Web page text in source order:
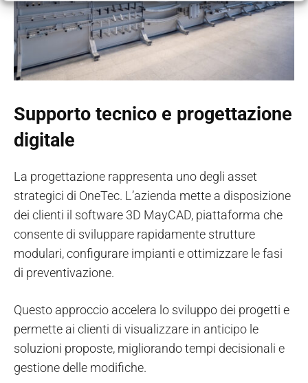
Supporto tecnico e progettazione
digitale
La progettazione rappresenta uno degli asset
strategici di OneTec. L’azienda mette a disposizione
dei clienti il software 3D MayCAD, piattaforma che
consente di sviluppare rapidamente strutture
modulari, configurare impianti e ottimizzare le fasi
di preventivazione.
Questo approccio accelera lo sviluppo dei progetti e
permette ai clienti di visualizzare in anticipo le
soluzioni proposte, migliorando tempi decisionali e
gestione delle modifiche.